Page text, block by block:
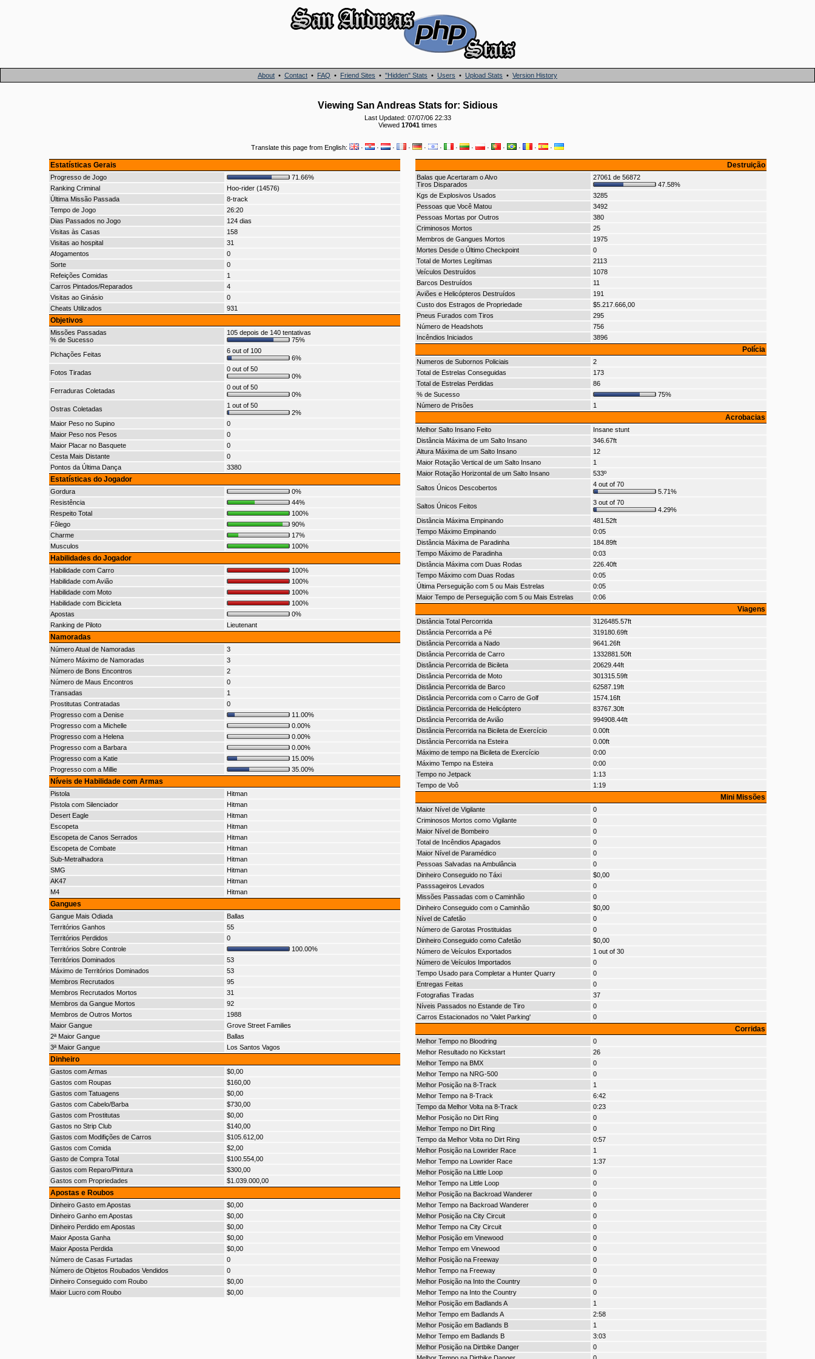
About • Contact • FAQ • Friend Sites • "Hidden" Stats • Users • Upload Stats • Version History
Viewing San Andreas Stats for: Sidious
Last Updated: 07/07/06 22:33
Viewed 17041times
Translate this page from English: · · · · · · · · · · · · ·
Estatísticas Gerais
Progresso de Jogo
71.66%
Ranking Criminal
Hoo-rider (14576)
Última Missão Passada
8-track
Tempo de Jogo
26:20
Dias Passados no Jogo
124 dias
Visitas às Casas
158
Visitas ao hospital
31
Afogamentos
0
Sorte
0
Refeições Comidas
1
Carros Pintados/Reparados
4
Visitas ao Ginásio
0
Cheats Utilizados
931
Objetivos
Missões Passadas
% de Sucesso
105 depois de 140 tentativas
75%
Pichações Feitas
6 out of 100
6%
Fotos Tiradas
0 out of 50
0%
Ferraduras Coletadas
0 out of 50
0%
Ostras Coletadas
1 out of 50
2%
Maior Peso no Supino
0
Maior Peso nos Pesos
0
Maior Placar no Basquete
0
Cesta Mais Distante
0
Pontos da Última Dança
3380
Estatísticas do Jogador
Gordura
0%
Resistência
44%
Respeito Total
100%
Fôlego
90%
Charme
17%
Musculos
100%
Habilidades do Jogador
Habilidade com Carro
100%
Habilidade com Avião
100%
Habilidade com Moto
100%
Habilidade com Bicicleta
100%
Apostas
0%
Ranking de Piloto
Lieutenant
Namoradas
Número Atual de Namoradas
3
Número Máximo de Namoradas
3
Número de Bons Encontros
2
Número de Maus Encontros
0
Transadas
1
Prostitutas Contratadas
0
Progresso com a Denise
11.00%
Progresso com a Michelle
0.00%
Progresso com a Helena
0.00%
Progresso com a Barbara
0.00%
Progresso com a Katie
15.00%
Progresso com a Millie
35.00%
Níveis de Habilidade com Armas
Pistola
Hitman
Pistola com Silenciador
Hitman
Desert Eagle
Hitman
Escopeta
Hitman
Escopeta de Canos Serrados
Hitman
Escopeta de Combate
Hitman
Sub-Metralhadora
Hitman
SMG
Hitman
AK47
Hitman
M4
Hitman
Gangues
Gangue Mais Odiada
Ballas
Territórios Ganhos
55
Territórios Perdidos
0
Territórios Sobre Controle
100.00%
Territórios Dominados
53
Máximo de Territórios Dominados
53
Membros Recrutados
95
Membros Recrutados Mortos
31
Membros da Gangue Mortos
92
Membros de Outros Mortos
1988
Maior Gangue
Grove Street Families
2ª Maior Gangue
Ballas
3ª Maior Gangue
Los Santos Vagos
Dinheiro
Gastos com Armas
$0,00
Gastos com Roupas
$160,00
Gastos com Tatuagens
$0,00
Gastos com Cabelo/Barba
$730,00
Gastos com Prostitutas
$0,00
Gastos no Strip Club
$140,00
Gastos com Modifições de Carros
$105.612,00
Gastos com Comida
$2,00
Gasto de Compra Total
$100.554,00
Gastos com Reparo/Pintura
$300,00
Gastos com Propriedades
$1.039.000,00
Apostas e Roubos
Dinheiro Gasto em Apostas
$0,00
Dinheiro Ganho em Apostas
$0,00
Dinheiro Perdido em Apostas
$0,00
Maior Aposta Ganha
$0,00
Maior Aposta Perdida
$0,00
Número de Casas Furtadas
0
Número de Objetos Roubados Vendidos
0
Dinheiro Conseguido com Roubo
$0,00
Maior Lucro com Roubo
$0,00
Destruição
Balas que Acertaram o Alvo
Tiros Disparados
27061 de 56872
47.58%
Kgs de Explosivos Usados
3285
Pessoas que Você Matou
3492
Pessoas Mortas por Outros
380
Criminosos Mortos
25
Membros de Gangues Mortos
1975
Mortes Desde o Último Checkpoint
0
Total de Mortes Legítimas
2113
Veículos Destruídos
1078
Barcos Destruídos
11
Aviões e Helicópteros Destruídos
191
Custo dos Estragos de Propriedade
$5.217.666,00
Pneus Furados com Tiros
295
Número de Headshots
756
Incêndios Iniciados
3896
Polícia
Numeros de Subornos Policiais
2
Total de Estrelas Conseguidas
173
Total de Estrelas Perdidas
86
% de Sucesso
75%
Número de Prisões
1
Acrobacias
Melhor Salto Insano Feito
Insane stunt
Distância Máxima de um Salto Insano
346.67ft
Altura Máxima de um Salto Insano
12
Maior Rotação Vertical de um Salto Insano
1
Maior Rotação Horizontal de um Salto Insano
533º
Saltos Únicos Descobertos
4 out of 70
5.71%
Saltos Únicos Feitos
3 out of 70
4.29%
Distância Máxima Empinando
481.52ft
Tempo Máximo Empinando
0:05
Distância Máxima de Paradinha
184.89ft
Tempo Máximo de Paradinha
0:03
Distância Máxima com Duas Rodas
226.40ft
Tempo Máximo com Duas Rodas
0:05
Última Perseguição com 5 ou Mais Estrelas
0:05
Maior Tempo de Perseguição com 5 ou Mais Estrelas
0:06
Viagens
Distância Total Percorrida
3126485.57ft
Distância Percorrida a Pé
319180.69ft
Distância Percorrida a Nado
9641.26ft
Distância Percorrida de Carro
1332881.50ft
Distância Percorrida de Bicileta
20629.44ft
Distância Percorrida de Moto
301315.59ft
Distância Percorrida de Barco
62587.19ft
Distância Percorrida com o Carro de Golf
1574.16ft
Distância Percorrida de Helicóptero
83767.30ft
Distância Percorrida de Avião
994908.44ft
Distância Percorrida na Bicileta de Exercício
0.00ft
Distância Percorrida na Esteira
0.00ft
Máximo de tempo na Bicileta de Exercício
0:00
Máximo Tempo na Esteira
0:00
Tempo no Jetpack
1:13
Tempo de Voô
1:19
Mini Missões
Maior Nível de Vigilante
0
Criminosos Mortos como Vigilante
0
Maior Nível de Bombeiro
0
Total de Incêndios Apagados
0
Maior Nível de Paramédico
0
Pessoas Salvadas na Ambulância
0
Dinheiro Conseguido no Táxi
$0,00
Passsageiros Levados
0
Missões Passadas com o Caminhão
0
Dinheiro Conseguido com o Caminhão
$0,00
Nível de Cafetão
0
Número de Garotas Prostituidas
0
Dinheiro Conseguido como Cafetão
$0,00
Número de Veículos Exportados
1 out of 30
Número de Veículos Importados
0
Tempo Usado para Completar a Hunter Quarry
0
Entregas Feitas
0
Fotografias Tiradas
37
Níveis Passados no Estande de Tiro
0
Carros Estacionados no 'Valet Parking'
0
Corridas
Melhor Tempo no Bloodring
0
Melhor Resultado no Kickstart
26
Melhor Tempo na BMX
0
Melhor Tempo na NRG-500
0
Melhor Posição na 8-Track
1
Melhor Tempo na 8-Track
6:42
Tempo da Melhor Volta na 8-Track
0:23
Melhor Posição no Dirt Ring
0
Melhor Tempo no Dirt Ring
0
Tempo da Melhor Volta no Dirt Ring
0:57
Melhor Posição na Lowrider Race
1
Melhor Tempo na Lowrider Race
1:37
Melhor Posição na Little Loop
0
Melhor Tempo na Little Loop
0
Melhor Posição na Backroad Wanderer
0
Melhor Tempo na Backroad Wanderer
0
Melhor Posição na City Circuit
0
Melhor Tempo na City Circuit
0
Melhor Posição em Vinewood
0
Melhor Tempo em Vinewood
0
Melhor Posição na Freeway
0
Melhor Tempo na Freeway
0
Melhor Posição na Into the Country
0
Melhor Tempo na Into the Country
0
Melhor Posição em Badlands A
1
Melhor Tempo em Badlands A
2:58
Melhor Posição em Badlands B
1
Melhor Tempo em Badlands B
3:03
Melhor Posição na Dirtbike Danger
0